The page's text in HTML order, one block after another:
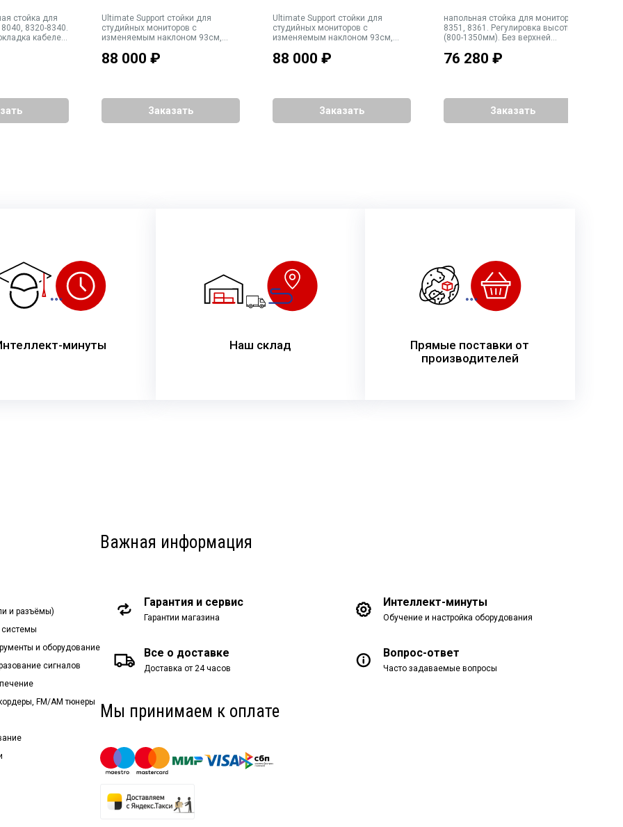
стойка для
8320-8340.
кабелей
Вес 19 кг
Ultimate Support стойки для
студийных мониторов с
изменяемым наклоном 93см,
элементами
88 000 ₽
Заказать
Ultimate Support стойки для
студийных мониторов с
изменяемым наклоном 93см,
88 000 ₽
Заказать
напольная стойка для мониторов
8351, 8361. Регулировка высоты
(800-1350мм). Без верхней
кабелей внутри стойки. Габариты
основания 480x480мм. Вес 19кг
76 280 ₽
Заказать
минуты Наш склад
Прямые поставки от
производителей
и разъёмы)
и оборудование
сигналов
FM/AM тюнеры
Важная информация
Гарантия и сервис
Гарантии магазина
Интеллект-минуты
Обучение и настройка оборудования
Все о доставке
Доставка от 24 часов
Вопрос-ответ
Часто задаваемые вопросы
Мы принимаем к оплате